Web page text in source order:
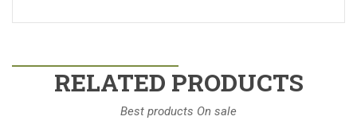
RELATED PRODUCTS
Best products On sale